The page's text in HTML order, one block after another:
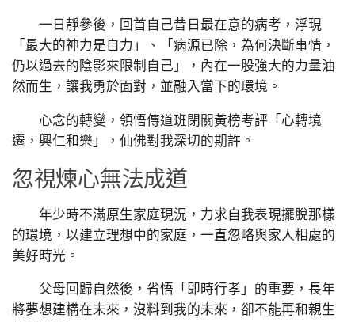
一日靜參後，回首自己昔日最在意的病考，浮現
「最大的神力是自力」、「病源已除，為何決斷事情，
仍以過去的陰影來限制自己」，內在一股強大的力量油
然而生，讓我勇於面對，並融入當下的環境。
心念的轉變，領悟傳道班閉關黃榜考評「心轉境
遷，興仁和樂」，仙佛對我深切的期許。
忽視煉心無法成道
年少時不滿原生家庭現況，力求自我表現擺脫那樣
的環境，以建立理想中的家庭，一直忽略與家人相處的
美好時光。
父母回歸自然後，省悟「即時行孝」的重要，長年
將夢想建構在未來，沒料到我的未來，卻不能再和親生